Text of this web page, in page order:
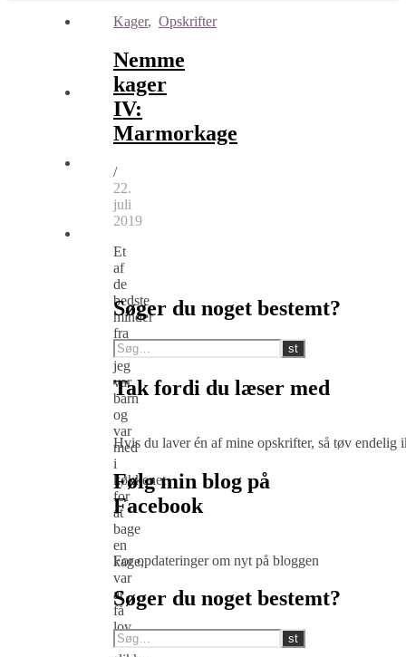
Kager, Opskrifter
Nemme
kager
IV:
Marmorkage
/
22.
juli
2019
Et
af
de
bedste
minder
fra
dengang
jeg
var
barn
og
var
med
i
køkkenet
for
at
bage
en
kage,
var
at
få
lov
at
Søger du noget bestemt?
Tak fordi du læser med
Hvis du laver én af mine opskrifter, så tøv endelig
Følg min blog på
Facebook
For opdateringer om nyt på bloggen
Søger du noget bestemt?